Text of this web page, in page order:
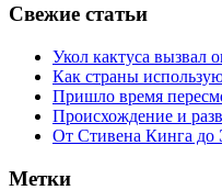
Свежие статьи
Укол кактуса
Как страны
Пришло время
Происхождение и
От Стивена Кинга до
Метки